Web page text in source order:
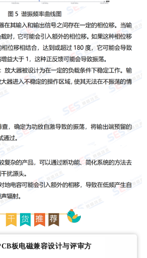
板电磁兼容设计与评审方